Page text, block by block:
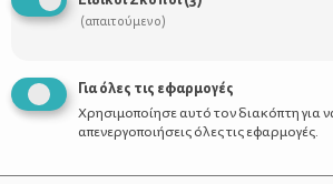
Προϊόντα
Επικοινωνία
(απαιτούμενο)
Για όλες τις εφαρμογές
Χρησιμοποίησε αυτό τον διακόπτη για
απενεργοποιήσεις όλες τις εφαρμογές.